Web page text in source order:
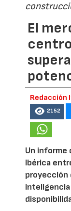
El
Redacción
2152
Un informe
Ibérica
proyección
inteligencia